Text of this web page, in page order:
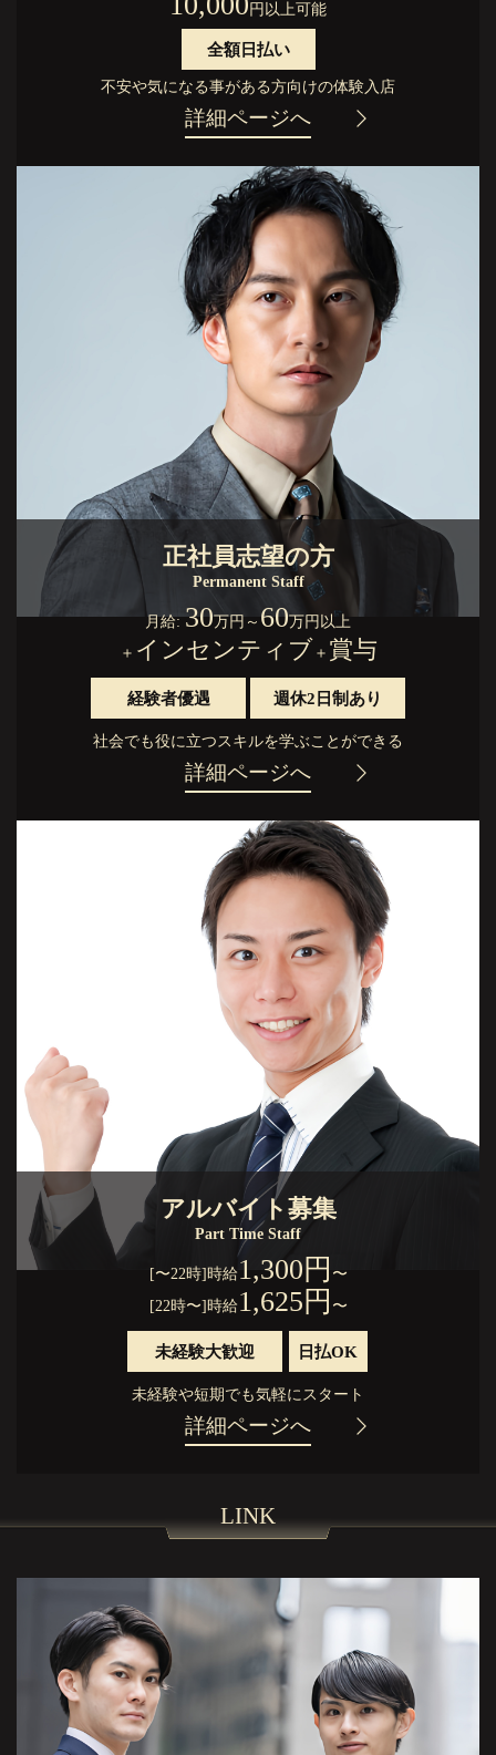
円以上可能
全額日払い
不安や気になる事がある方向けの体験入店
詳細ページへ
正社員志望の方
Permanent Staff
月給:30万円～ 60万円以上
＋ インセンティブ ＋ 賞与
経験者優遇 週休2日制あり
社会でも役に立つスキルを学ぶことができる
詳細ページへ
アルバイト募集
Part Time Staff
[〜22時]時給 1,300円 〜
[22時〜]時給 1,625円 〜
未経験大歓迎 日払OK
未経験や短期でも気軽にスタート
詳細ページへ
LINK